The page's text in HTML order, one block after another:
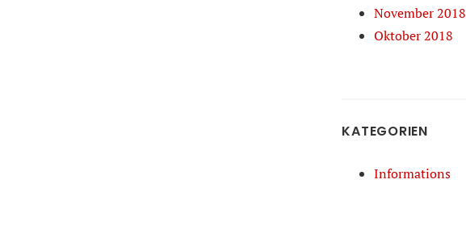
November 2018
Oktober 2018
KATEGORIEN
Informations